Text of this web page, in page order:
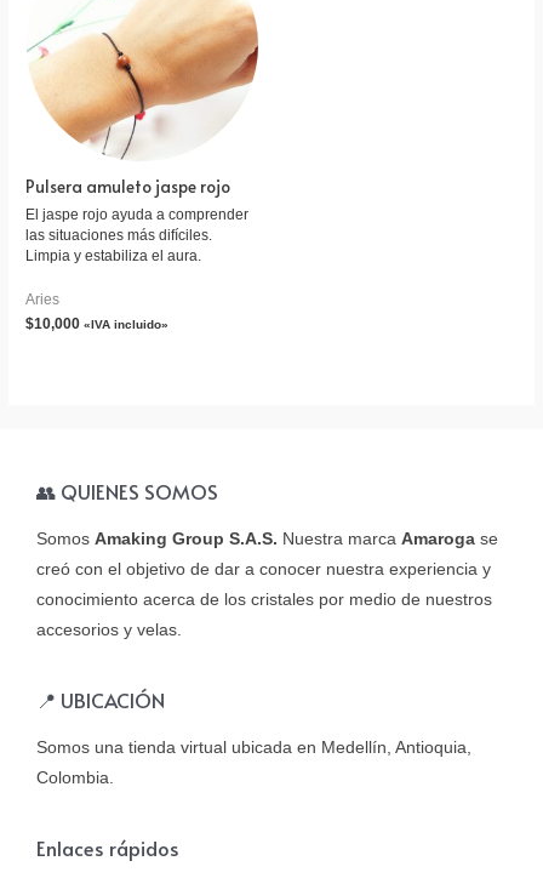
Pulsera amuleto jaspe rojo
El jaspe rojo ayuda a comprender
las situaciones más difíciles.
Limpia y estabiliza el aura.
Aries
$10,000 «IVA incluido»
👥 QUIENES SOMOS
Somos Amaking Group S.A.S. Nuestra marca Amaroga se
creó con el objetivo de dar a conocer nuestra experiencia y
conocimiento acerca de los cristales por medio de nuestros
accesorios y velas.
📍 UBICACIÓN
Somos una tienda virtual ubicada en Medellín, Antioquia,
Colombia.
Enlaces rápidos